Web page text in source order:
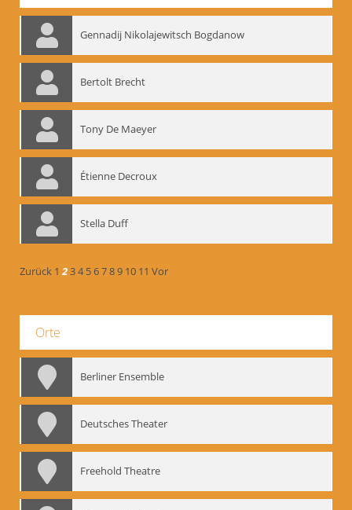
Gennadij Nikolajewitsch Bogdanow
Bertolt Brecht
Tony De Maeyer
Étienne Decroux
Stella Duff
Zurück 1 234 56789 10 11 Vor
Orte
Berliner Ensemble
Deutsches Theater
Freehold Theatre